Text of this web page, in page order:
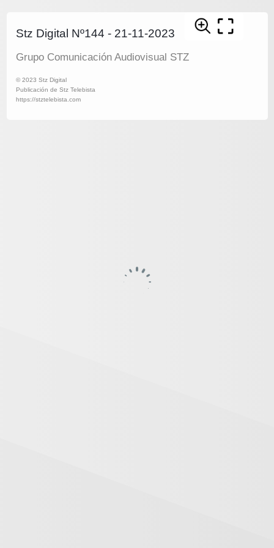
Stz Digital Nº144 - 21-11-2023
Grupo Comunicación Audiovisual STZ
© 2023 Stz Digital
Publicación de Stz Telebista
https://stztelebista.com